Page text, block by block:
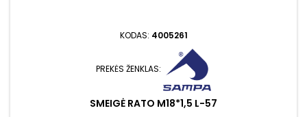
KODAS: 4005261
PREKĖS ŽENKLAS:
SMEIGĖ RATO M18*1,5 L-57